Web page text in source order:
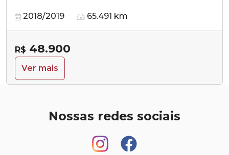
2018/2019 65.491 km
R$ 48.900
Ver mais
Nossas redes sociais